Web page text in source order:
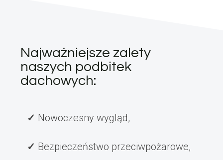
Najważniejsze zalety
naszych podbitek
dachowych:
Nowoczesny wygląd,
Bezpieczeństwo przeciwpożarowe,